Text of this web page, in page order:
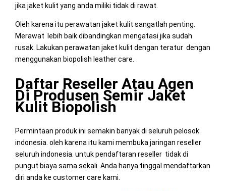
jika jaket kulit yang anda miliki tidak di rawat.
Oleh karena itu perawatan jaket kulit sangatlah penting.
Merawat lebih baik dibandingkan mengatasi jika sudah
rusak. Lakukan perawatan jaket kulit dengan teratur dengan
menggunakan biopolish leather care.
Daftar Reseller Atau Agen
Di Produsen Semir Jaket
Kulit Biopolish
Permintaan produk ini semakin banyak di seluruh pelosok
indonesia. oleh karena itu kami membuka jaringan reseller
seluruh indonesia. untuk pendaftaran reseller tidak di
pungut biaya sama sekali. Anda hanya tinggal mendaftarkan
diri anda ke customer care kami.